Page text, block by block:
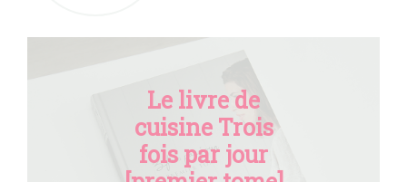
Aménager son coin couture
Personnalisez vos tissus
Le livre de
cuisine Trois
fois par jour